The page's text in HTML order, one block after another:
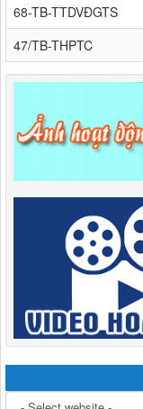
68-TB-TTDVĐGTS
47/TB-THPTC